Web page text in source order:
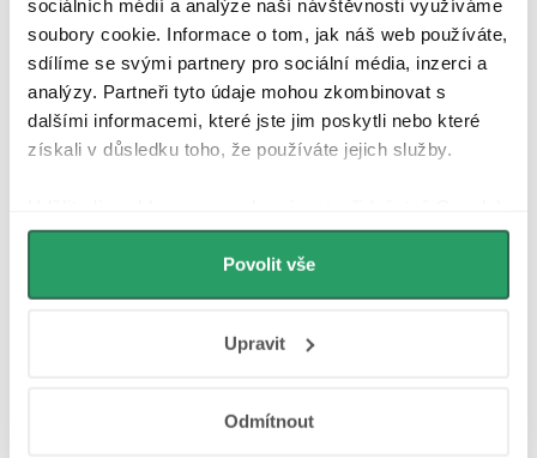
sociálních médií a analýze naší návštěvnosti využíváme
soubory cookie. Informace o tom, jak náš web používáte,
sdílíme se svými partnery pro sociální média, inzerci a
analýzy. Partneři tyto údaje mohou zkombinovat s
dalšími informacemi, které jste jim poskytli nebo které
získali v důsledku toho, že používáte jejich služby.
můžeme používat cookies pro analytiku a
personalizovanou reklamu. Jak Google zpracovává
osobní údaje najdete na stránkách
Povolit vše
Upravit
Odmítnout
potřeb.